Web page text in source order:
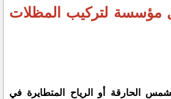
لتركيب المظلات
الحارقة أو الرياح المتطايرة في